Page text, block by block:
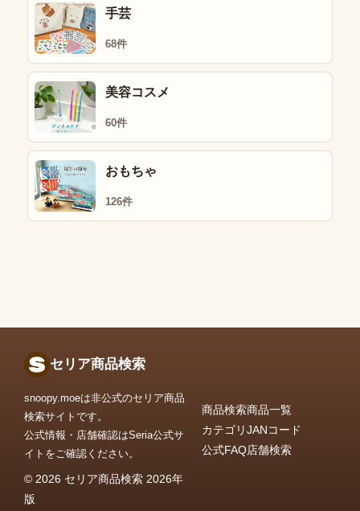
手芸
68件
美容コスメ
60件
おもちゃ
126件
セリア商品検索
snoopy.moeは非公式のセリア商品
検索サイトです。
公式情報・店舗確認はSeria公式サ
イトをご確認ください。
© 2026 セリア商品検索 2026年
版
商品検索商品一覧
カテゴリJANコード
公式FAQ店舗検索